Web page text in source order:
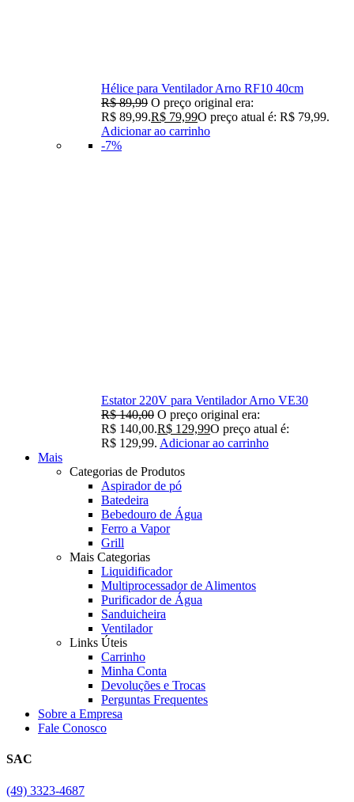
Hélice para Ventilador Arno RF10 40cm
R$89,99 O preço original era:
R$ 89,99.R$ 79,99O preço atual é: R$ 79,99.
Adicionar ao carrinho
-7%
Estator 220V para Ventilador Arno VE30
R$140,00 O preço original era:
R$ 140,00.R$ 129,99O preço atual é:
R$ 129,99. Adicionar ao carrinho
Mais
Categorias de Produtos
Aspirador de pó
Batedeira
Bebedouro de Água
Ferro a Vapor
Grill
Mais Categorias
Liquidificador
Multiprocessador de Alimentos
Purificador de Água
Sanduicheira
Ventilador
Links Úteis
Carrinho
Minha Conta
Devoluções e Trocas
Perguntas Frequentes
Sobre a Empresa
Fale Conosco
SAC
(49) 3323-4687